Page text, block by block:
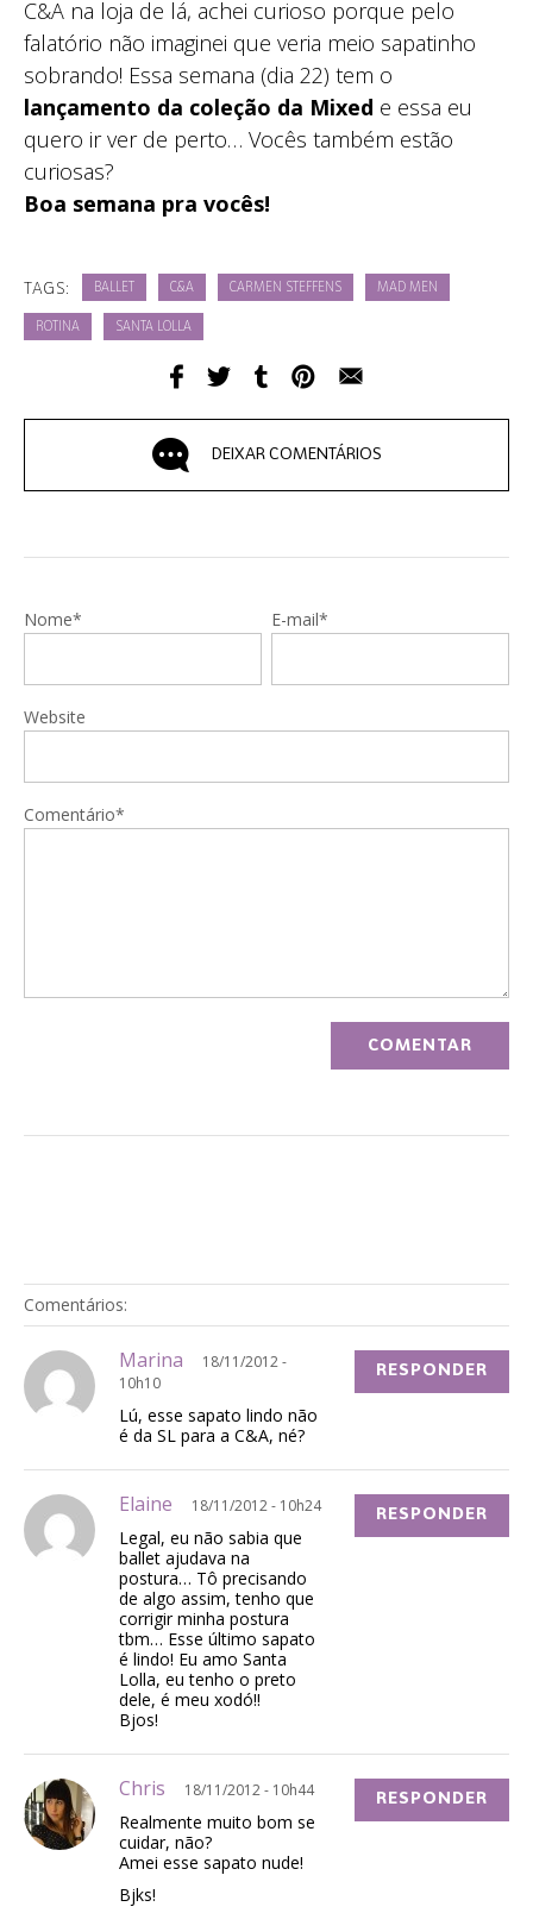
C&A na loja de lá, achei curioso porque pelo
falatório não imaginei que veria meio sapatinho
sobrando! Essa semana (dia 22) tem o
lançamento da coleção da Mixed e essa eu
quero ir ver de perto… Vocês também estão
curiosas?
Boa semana pra vocês!
TAGS: BALLET C&A CARMEN STEFFENS MAD MEN
ROTINA SANTA LOLLA
DEIXAR COMENTÁRIOS
Nome* E-mail*
Website
Comentário*
Comentários:
Marina
18/11/2012 -
10h10
Lú, esse sapato lindo não
é da SL para a C&A, né?
RESPONDER
Elaine 18/11/2012 - 10h24
Legal, eu não sabia que
ballet ajudava na
postura… Tô precisando
de algo assim, tenho que
corrigir minha postura
tbm… Esse último sapato
é lindo! Eu amo Santa
Lolla, eu tenho o preto
dele, é meu xodó!!
Bjos!
RESPONDER
Chris 18/11/2012 - 10h44
Realmente muito bom se
cuidar, não?
Amei esse sapato nude!
Bjks!
RESPONDER